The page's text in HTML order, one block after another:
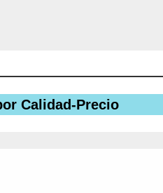
Calidad-Precio